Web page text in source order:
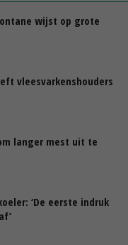
wijst op grote
vleesvarkenshouders
langer mest uit te
‘De eerste indruk